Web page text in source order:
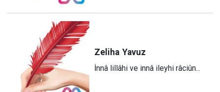
Zeliha Yavuz
​İnnâ lillâhi ve innâ ileyhi râciûn...